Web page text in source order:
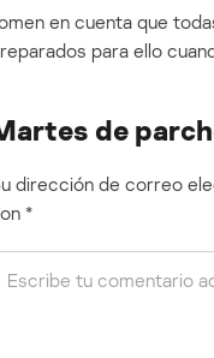
en cuenta que
para ello
de
dirección de correo
*